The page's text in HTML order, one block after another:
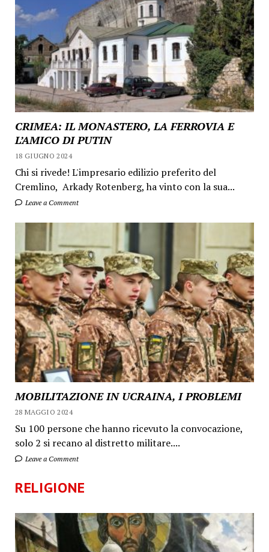
CRIMEA: IL MONASTERO, LA FERROVIA E
L’AMICO DI PUTIN
18 GIUGNO 2024
Chi si rivede! L'impresario edilizio preferito del
Cremlino, Arkady Rotenberg, ha vinto con la sua...
Leave a Comment
MOBILITAZIONE IN UCRAINA, I PROBLEMI
28 MAGGIO 2024
Su 100 persone che hanno ricevuto la convocazione,
solo 2 si recano al distretto militare....
Leave a Comment
RELIGIONE